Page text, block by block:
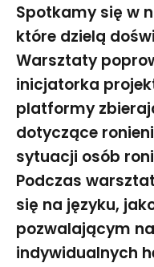
Spotkamy się w
które dzielą
Warsztaty
inicjatorka
platformy
dotyczące
sytuacji osób
Podczas
się na języku,
pozwalającym
indywidualnych